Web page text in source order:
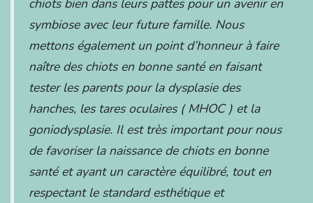
chiots bien dans leurs pattes pour un avenir en
symbiose avec leur future famille. Nous
mettons également un point d’honneur à faire
naître des chiots en bonne santé en faisant
tester les parents pour la dysplasie des
hanches, les tares oculaires ( MHOC ) et la
goniodysplasie. Il est très important pour nous
de favoriser la naissance de chiots en bonne
santé et ayant un caractère équilibré, tout en
respectant le standard esthétique et